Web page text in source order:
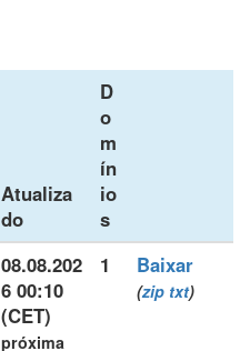
Atualiza
do
D
o
m
ín
io
s
08.08.202
6 00:10
(CET)
próxima
1 Baixar
(zip txt)